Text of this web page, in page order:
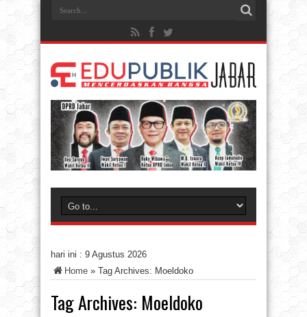
hari ini : 9 Agustus 2026
Home » Tag Archives: Moeldoko
Tag Archives: Moeldoko